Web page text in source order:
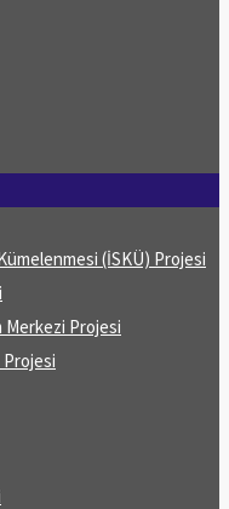
(İSKÜ) Projesi
Merkezi Projesi
Projesi